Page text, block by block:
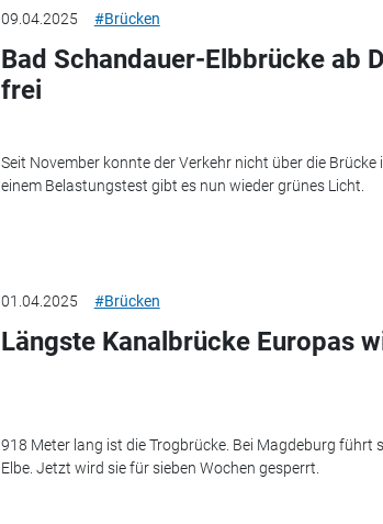
09.04.2025 #Brücken
Bad Schandauer-Elbbrücke ab
frei
Seit November konnte der Verkehr nicht über die
einem Belastungstest gibt es nun wieder grünes Licht.
01.04.2025 #Brücken
Längste Kanalbrücke Europas
918 Meter lang ist die Trogbrücke. Bei Magdeburg führt
Elbe. Jetzt wird sie für sieben Wochen gesperrt.